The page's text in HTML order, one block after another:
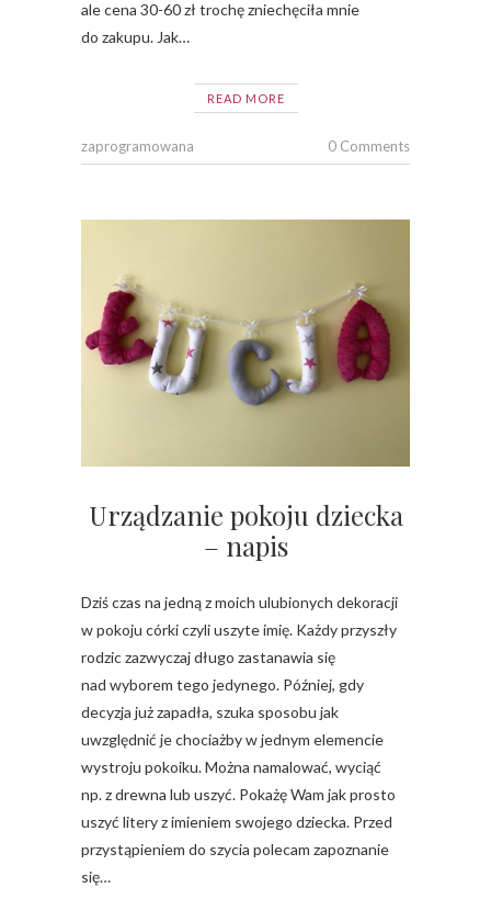
ale cena 30-60 zł trochę zniechęciła mnie
do zakupu. Jak…
READ MORE
zaprogramowana 0 Comments
Urządzanie pokoju dziecka
– napis
Dziś czas na jedną z moich ulubionych dekoracji
w pokoju córki czyli uszyte imię. Każdy przyszły
rodzic zazwyczaj długo zastanawia się
nad wyborem tego jedynego. Później, gdy
decyzja już zapadła, szuka sposobu jak
uwzględnić je chociażby w jednym elemencie
wystroju pokoiku. Można namalować, wyciąć
np. z drewna lub uszyć. Pokażę Wam jak prosto
uszyć litery z imieniem swojego dziecka. Przed
przystąpieniem do szycia polecam zapoznanie
się…